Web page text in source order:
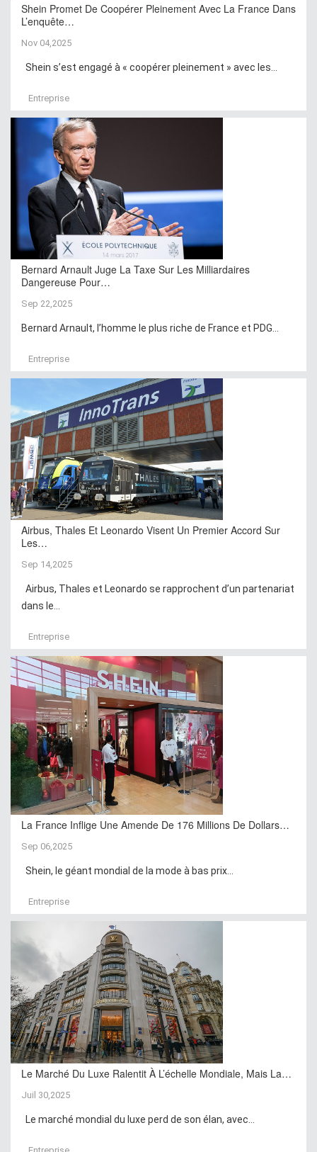
Shein Promet De Coopérer Pleinement Avec La France Dans
L’enquête…
Nov 04,2025
Shein s’est engagé à « coopérer pleinement » avec les...
Entreprise
Bernard Arnault Juge La Taxe Sur Les Milliardaires
Dangereuse Pour…
Sep 22,2025
Bernard Arnault, l’homme le plus riche de France et PDG...
Entreprise
Airbus, Thales Et Leonardo Visent Un Premier Accord Sur
Les…
Sep 14,2025
Airbus, Thales et Leonardo se rapprochent d’un partenariat
dans le...
Entreprise
La France Inflige Une Amende De 176 Millions De Dollars…
Sep 06,2025
Shein, le géant mondial de la mode à bas prix...
Entreprise
Le Marché Du Luxe Ralentit À L’échelle Mondiale, Mais La…
Juil 30,2025
Le marché mondial du luxe perd de son élan, avec...